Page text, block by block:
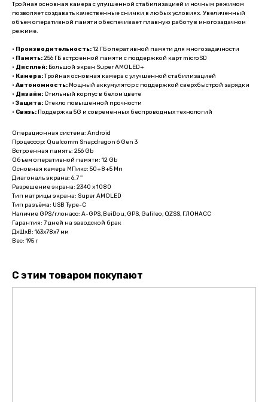
Тройная основная камера с улучшенной стабилизацией и ночным режимом
позволяет создавать качественные снимки в любых условиях. Увеличенный
объем оперативной памяти обеспечивает плавную работу в многозадачном
режиме.
• Производительность:12 ГБ оперативной памяти для многозадачности
• Память:256 ГБ встроенной памяти с поддержкой карт microSD
• Дисплей: Большой экран Super AMOLED+
• Камера:Тройная основная камера с улучшенной стабилизацией
• Автономность: Мощный аккумулятор с поддержкой сверхбыстрой зарядки
• Дизайн: Стильный корпус в белом цвете
• Защита: Стекло повышенной прочности
• Связь: Поддержка 5G и современных беспроводных технологий
Операционная система: Android
Процессор: Qualcomm Snapdragon 6 Gen 3
Встроенная память: 256 Gb
Объем оперативной памяти: 12 Gb
Основная камера МПикс: 50+8+5 Мп
Диагональ экрана: 6.7 ''
Разрешение экрана: 2340 x 1080
Тип матрицы экрана: Super AMOLED
Тип разъёма: USB Type-C
Наличие GPS/глонасс: A-GPS, BeiDou, GPS, Galileo, QZSS, ГЛОНАСС
Гарантия: 7 дней на заводской брак
ДxШxВ: 163x78x7 мм
Вес: 195 г
С этим товаром покупают